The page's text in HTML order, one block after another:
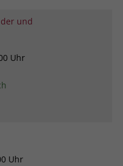
und
Uhr
Uhr
Website zu speichern.
dass
späteren Besuchen
durchgeführt
verknüpft werden.